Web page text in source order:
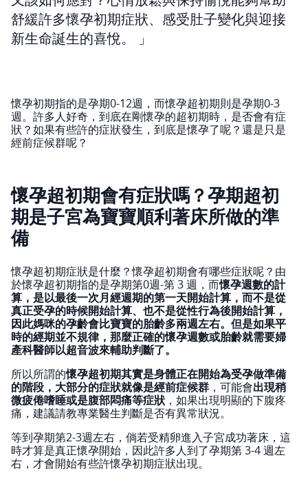
舒緩許多懷孕初期症狀、感受肚子變化與迎接
新生命誕生的喜悅。
懷孕初期指的是孕期0-12週，而懷孕超初期則是孕期0-3
週。許多人好奇，到底在剛懷孕的超初期時，是否會有症
狀？如果有些許的症狀發生，到底是懷孕了呢？還是只是
經前症候群呢？
懷孕超初期會有症狀嗎？孕期超初
期是子宮為寶寶順利著床所做的準
備
懷孕超初期症狀是什麼？懷孕超初期會有哪些症狀呢？由
於懷孕超初期指的是孕期第0週-第 3 週，而懷孕週數的計
算，是以最後一次月經週期的第一天開始計算，而不是從
真正受孕的時候開始計算、也不是從性行為後開始計算，
因此媽咪的孕齡會比寶寶的胎齡多兩週左右。但是如果平
時的經期並不規律，那麼正確的懷孕週數或胎齡就需要婦
產科醫師以超音波來輔助判斷了。
所以所謂的懷孕超初期其實是身體正在開始為受孕做準備
的階段，大部分的症狀就像是經前症候群 ，可能會出現稍
微疲倦嗜睡或是腹部悶痛等症狀 ，如果出現明顯的下腹疼
痛，建議請教專業醫生判斷是否有異常狀況。
等到孕期第2-3週左右，倘若受精卵進入子宮成功著床，這
時才算是真正懷孕開始，因此許多人到了孕期第 3-4 週左
右，才會開始有些許懷孕初期症狀出現。